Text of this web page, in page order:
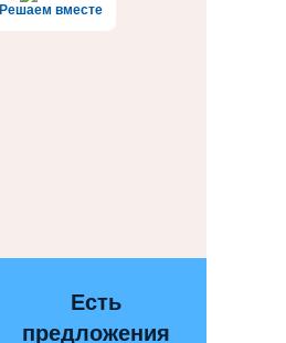
Решаем вместе
Есть
предложения